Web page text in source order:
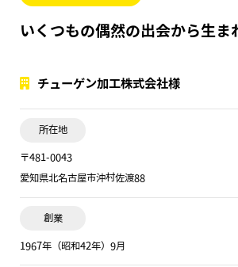
いくつもの偶然の出会から生ま
チューゲン加工株式会社様
所在地
〒481-0043
愛知県北名古屋市沖村佐渡88
創業
1967年（昭和42年）9月